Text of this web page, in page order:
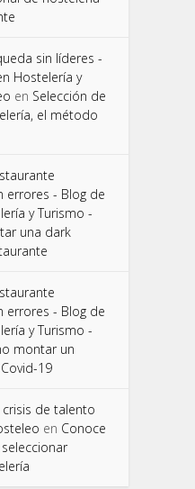
sin líderes -
Hostelería y
en Selección de
el método
errores - Blog de
y Turismo -
una dark
errores - Blog de
y Turismo -
montar un
19
de talento
en Conoce